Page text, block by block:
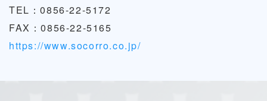
TEL：0856-22-5172
FAX：0856-22-5165
https://www.socorro.co.jp/